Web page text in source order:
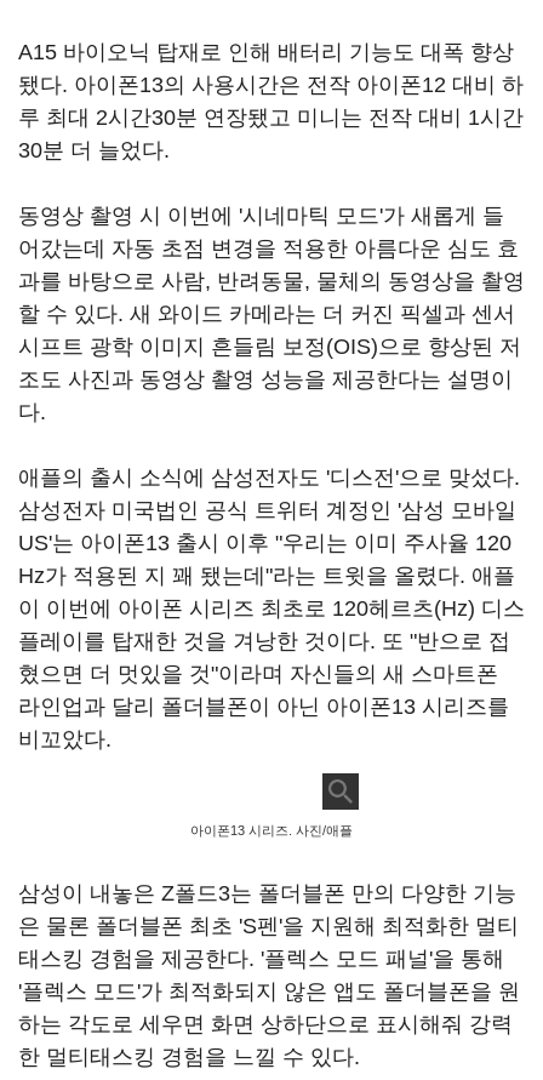
A15 바이오닉 탑재로 인해 배터리 기능도 대폭 향상
됐다. 아이폰13의 사용시간은 전작 아이폰12 대비 하
루 최대 2시간30분 연장됐고 미니는 전작 대비 1시간
30분 더 늘었다.
동영상 촬영 시 이번에 '시네마틱 모드'가 새롭게 들
어갔는데 자동 초점 변경을 적용한 아름다운 심도 효
과를 바탕으로 사람, 반려동물, 물체의 동영상을 촬영
할 수 있다. 새 와이드 카메라는 더 커진 픽셀과 센서
시프트 광학 이미지 흔들림 보정(OIS)으로 향상된 저
조도 사진과 동영상 촬영 성능을 제공한다는 설명이
다.
애플의 출시 소식에 삼성전자도 '디스전'으로 맞섰다.
삼성전자 미국법인 공식 트위터 계정인 '삼성 모바일
US'는 아이폰13 출시 이후 "우리는 이미 주사율 120
Hz가 적용된 지 꽤 됐는데"라는 트윗을 올렸다. 애플
이 이번에 아이폰 시리즈 최초로 120헤르츠(Hz) 디스
플레이를 탑재한 것을 겨낭한 것이다. 또 "반으로 접
혔으면 더 멋있을 것"이라며 자신들의 새 스마트폰
라인업과 달리 폴더블폰이 아닌 아이폰13 시리즈를
비꼬았다.
아이폰13 시리즈. 사진/애플
삼성이 내놓은 Z폴드3는 폴더블폰 만의 다양한 기능
은 물론 폴더블폰 최초 'S펜'을 지원해 최적화한 멀티
태스킹 경험을 제공한다. '플렉스 모드 패널'을 통해
'플렉스 모드'가 최적화되지 않은 앱도 폴더블폰을 원
하는 각도로 세우면 화면 상하단으로 표시해줘 강력
한 멀티태스킹 경험을 느낄 수 있다.